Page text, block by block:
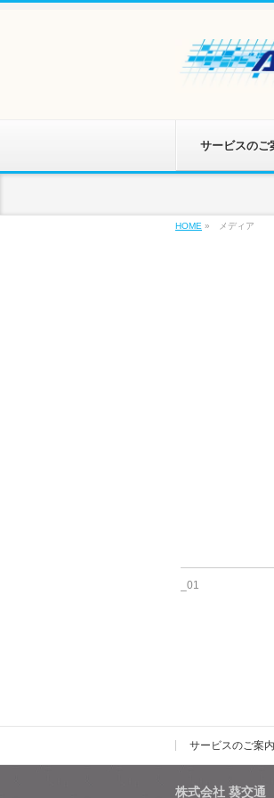
サービスのご
HOME » メディア
_01
サービスのご案内
株式会社 葵交通